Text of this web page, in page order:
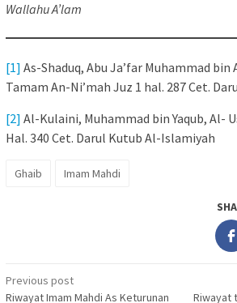
Wallahu A’lam
[1] As-Shaduq, Abu Ja’far Muhammad bin
Tamam An-Ni’mah Juz 1 hal. 287 Cet.
[2] Al-Kulaini, Muhammad bin Yaqub, Al-
Hal. 340 Cet. Darul Kutub Al-Islamiyah
Ghaib Imam Mahdi
Post
Previous post
Riwayat Imam Mahdi As Keturunan
Riwayat